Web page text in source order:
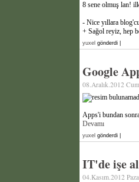
8 sene olmuş lan!
- Nice yıllara
+ Sağol reyiz, hep
yuxel gönderdi |
Google
08.Aralık.2012
Apps'i bundan
Devamı
yuxel gönderdi |
IT'de işe
04.Kasım.2012